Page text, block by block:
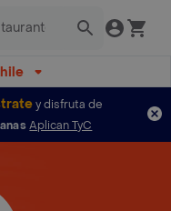
y disfruta de
Aplican TyC